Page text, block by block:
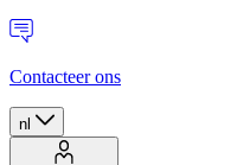
Contacteer ons
nl